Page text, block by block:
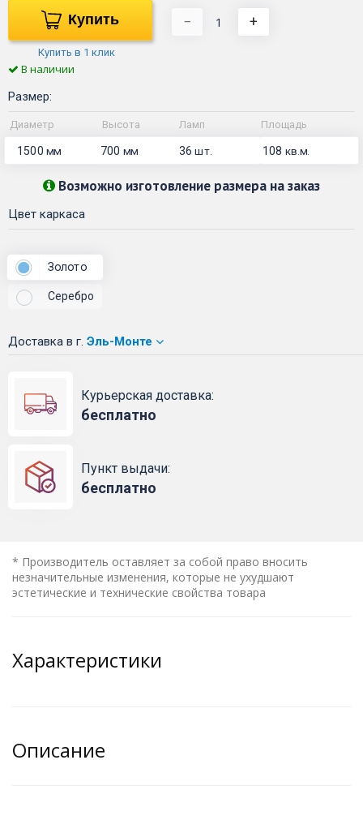
Купить
Купить в 1 клик
− +
В наличии
Размер:
Диаметр Высота Ламп Площадь
1500 мм 700 мм 36шт. 108 кв.м.
Возможно изготовление размера на заказ
Цвет каркаса
Золото
Серебро
Доставка в г. Эль-Монте
Курьерская доставка:
бесплатно
Пункт выдачи:
бесплатно
* Производитель оставляет за собой право вносить
незначительные изменения, которые не ухудшают
эстетические и технические свойства товара
Характеристики
Описание